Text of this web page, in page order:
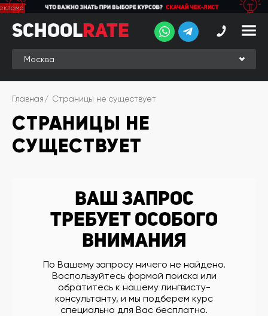
School
Rate
Рейтинг
Online-
рейтинг
Отзывы
студентов
английского
Выбрать
другой
город:
Москва
SchoolRate
Главная Страницы не существует
СТРАНИЦЫ НЕ
СУЩЕСТВУЕТ
Ваш запрос
требует особого
внимания
По Вашему запросу ничего не найдено.
Воспользуйтесь формой поиска или
обратитесь к нашему лингвисту-
консультанту, и мы подберем курс
специально для Вас бесплатно.